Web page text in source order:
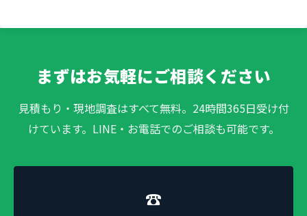
まずはお気軽にご相談ください
見積もり・現地調査はすべて無料。24時間365日受け付
けています。LINE・お電話でのご相談も可能です。
☎